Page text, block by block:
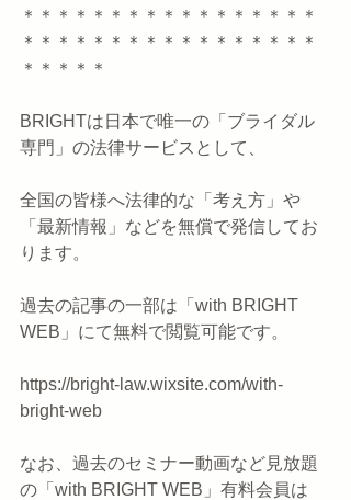
＊＊＊＊＊＊＊＊＊＊＊＊＊＊＊＊＊
＊＊＊＊＊＊＊＊＊＊＊＊＊＊＊＊＊
＊＊＊＊＊
BRIGHTは日本で唯一の「ブライダル
専門」の法律サービスとして、
全国の皆様へ法律的な「考え方」や
「最新情報」などを無償で発信してお
ります。
過去の記事の一部は「with BRIGHT
WEB」にて無料で閲覧可能です。
https://bright-law.wixsite.com/with-
bright-web
なお、過去のセミナー動画など見放題
の「with BRIGHT WEB」有料会員は